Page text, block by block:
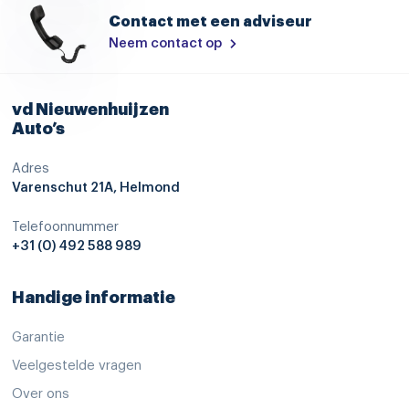
centrale airbag voor
cruise control adaptief met Stop&Go en stuurhulp
Elektronisch Stabiliteits Programma
file assistent
hill hold functie
kruisend verkeer detectie
parkeersensor achter
parkeersensor voor
passagiersairbag
rijstrooksensor met correctie
Contact met een adviseur
Neem contact op
vd Nieuwenhuijzen
Auto’s
Adres
Varenschut 21A, Helmond
Telefoonnummer
+31 (0) 492 588 989
Handige informatie
Garantie
Veelgestelde vragen
Over ons